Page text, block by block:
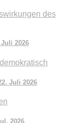
des
2026
Juli 2026
2026